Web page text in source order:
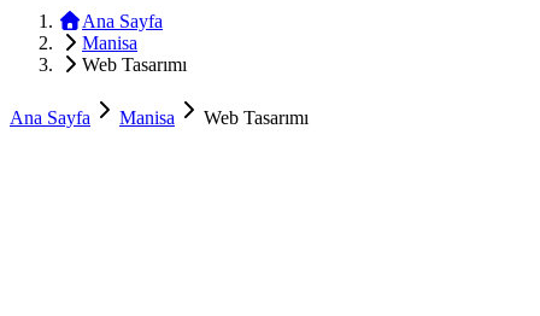
Ana Sayfa
Manisa
Web Tasarımı
Ana Sayfa Manisa Web Tasarımı